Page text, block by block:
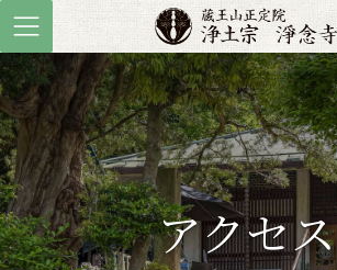
コ
ン
テ
ン
ツ
へ
ス
キ
ッ
プ
ナ
ビ
ゲ
ー
シ
ョ
ン
に
移
動
アクセス